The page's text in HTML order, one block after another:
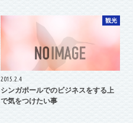
観光
2015.2.4
シンガポールでのビジネスをする上
で気をつけたい事